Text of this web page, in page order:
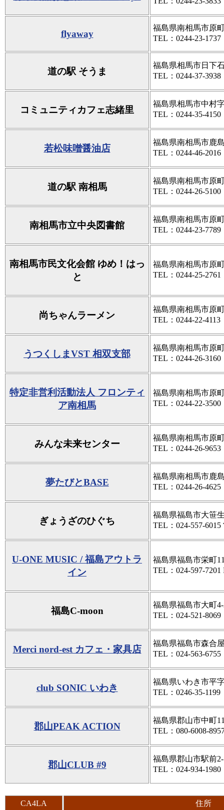
flyaway
福島県南相馬市原
TEL：0244-23-1737
道の駅 そうま
福島県相馬市日下
TEL：0244-37-3938
コミュニティカフェ志緒里
福島県相馬市中村
TEL：0244-35-4150
若松味噌醤油店
福島県南相馬市鹿
TEL：0244-46-2016
道の駅 南相馬
福島県南相馬市原
TEL：0244-26-5100
南相馬市立中央図書館
福島県南相馬市原
TEL：0244-23-7789
南相馬市民文化会館 ゆめ！はっ
と
福島県南相馬市原
TEL：0244-25-2761
尚ちゃんラーメン
福島県南相馬市原
TEL：0244-22-4113
うつくしまVST 相双支部
福島県南相馬市原
TEL：0244-26-3160
特定非営利活動法人 フロンティ
ア南相馬
福島県南相馬市原
TEL：0244-22-3500
みんな未来センター
福島県南相馬市原
TEL：0244-26-9653
夢たびとBASE
福島県南相馬市鹿
TEL：0244-26-4625
ぎょうざのひぐち
福島県福島市大笹
TEL：024-557-
U-ONE MUSIC / 福島アウトラ
イン
福島県福島市栄町
TEL：024-597-7201
福島C-moon
福島県福島市大町
TEL：024-521-8069
Merci nord-est カフェ・家具店
福島県福島市森合
TEL：024-563-6755
club SONIC いわき
福島県いわき市平
TEL：0246-35-1199
郡山PEAK ACTION
福島県郡山市中町
TEL：080-6008-
郡山CLUB #9
福島県郡山市駅前2-
TEL：024-934-1980
CA4LA 住所